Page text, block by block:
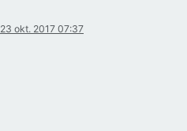
23 okt. 2017 07:37